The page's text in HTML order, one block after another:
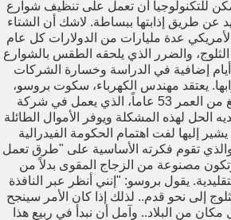
ملعقه......... ليش ؟؟ يبي يحرك اللعب
فى الشتا ... مش فارقه معاهم البطانيه
بالطول ولا بالعرض
..التلميذ:إذاً اختي الصغيرة
للتكنولوجيا أن تعمل على تنظيف شوارع
عن طريق إذابتها ببساطة. لاشك أن الشتاء
عدة مليارات من الدولارات كل عام
والضرر الذي يلحقه الطقس بالشوارع
إضافية في الدراسة وخسارة الشركات
يعتقد مهندس الكهرباء، سكوت بروسو،
البالغ من العمر 53 عاماً، الذي يعمل في شركة Sagle الكهربائية
الحل لهذه المشكلة ويوفر الأموال الطائلة
إليها لفت اهتمام الحكومة الفيدرالية
تقوم فكرته الأساسية على "طرق تعمل
مصنوعة من الزجاج المقوى بدلاً من
يقول بروسو: "إنني أنظر عبر النافذة
إلى نحو قدم.. لذلك إذا كان الأمر سينجح
من البلاد.. وآمل أن نبدأ في ربيع هذا